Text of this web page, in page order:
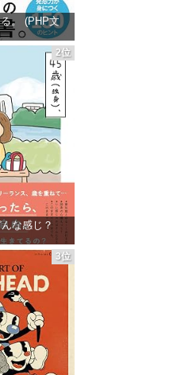
。 (PHP文
価格：¥649
2位
な感じ？
価格：¥1,359
3位